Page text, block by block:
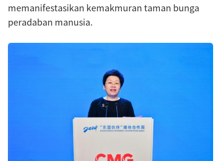
memanifestasikan kemakmuran taman bunga
peradaban manusia.